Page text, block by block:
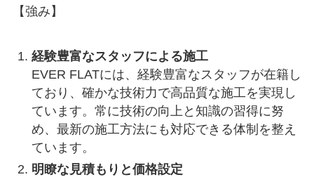
【強み】
経験豊富なスタッフによる施工
EVER FLATには、経験豊富なスタッフが在籍し
ており、確かな技術力で高品質な施工を実現し
ています。常に技術の向上と知識の習得に努
め、最新の施工方法にも対応できる体制を整え
ています。
明瞭な見積もりと価格設定